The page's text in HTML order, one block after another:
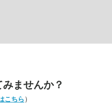
ませんか？
こちら）